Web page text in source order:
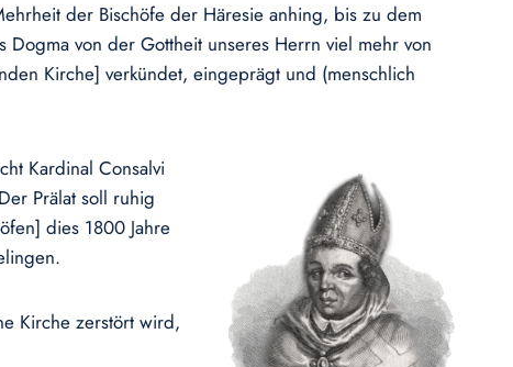
der Bischöfe der Häresie anhing, bis zu dem
von der Gottheit unseres Herrn viel mehr von
Kirche] verkündet, eingeprägt und (menschlich
Kardinal Consalvi
Prälat soll ruhig
dies 1800 Jahre
Kirche zerstört wird,